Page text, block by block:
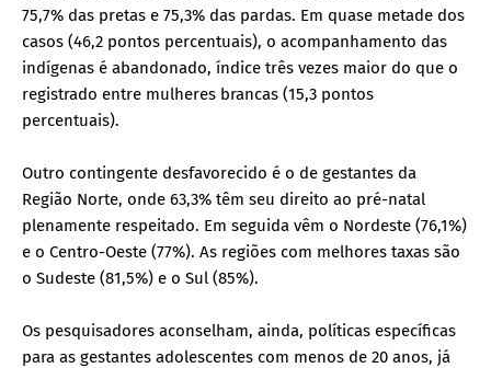
75,7% das pretas e 75,3% das pardas. Em quase metade dos
casos (46,2 pontos percentuais), o acompanhamento das
indígenas é abandonado, índice três vezes maior do que o
registrado entre mulheres brancas (15,3 pontos
percentuais).
Outro contingente desfavorecido é o de gestantes da
Região Norte, onde 63,3% têm seu direito ao pré-natal
plenamente respeitado. Em seguida vêm o Nordeste (76,1%)
e o Centro-Oeste (77%). As regiões com melhores taxas são
o Sudeste (81,5%) e o Sul (85%).
Os pesquisadores aconselham, ainda, políticas específicas
para as gestantes adolescentes com menos de 20 anos, já